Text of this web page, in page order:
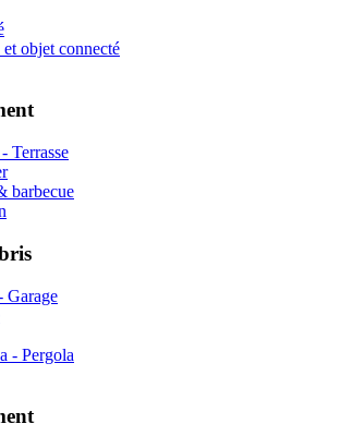
objet connecté
Terrasse
barbecue
Garage
- Pergola